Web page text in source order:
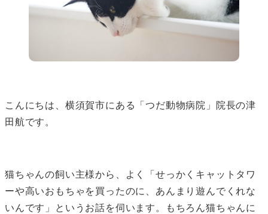
こんにちは、横須賀市にある「つだ動物病院」院長の津
田航です。
猫ちゃんの飼い主様から、よく「せっかくキャットタワ
ーや高いおもちゃを買ったのに、あんまり遊んでくれな
いんです」というお話を伺います。もちろん猫ちゃんに